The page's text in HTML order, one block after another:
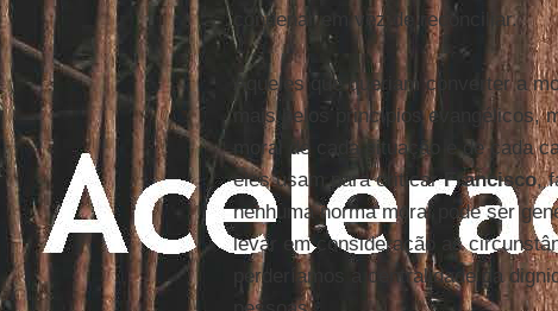
condenar em vez de reconciliar.
Aqueles que queriam converter a
mais belos princípios evangélicos,
moral de cada situação e de cada
eles usam para criticarFrancisco,
nenhuma norma moral pode ser
levar em consideração as
perderíamos a centralidade da